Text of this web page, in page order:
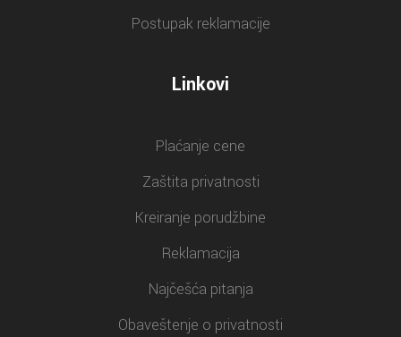
Postupak reklamacije
Linkovi
Plaćanje cene
Zaštita privatnosti
Kreiranje porudžbine
Reklamacija
Najčešća pitanja
Obaveštenje o privatnosti